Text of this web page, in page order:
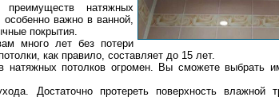
натяжных
важно в ванной,
покрытия.
много лет без потери
как правило, составляет до 15 лет.
натяжных потолков огромен. Вы сможете выбрать
Достаточно протереть поверхность влажной